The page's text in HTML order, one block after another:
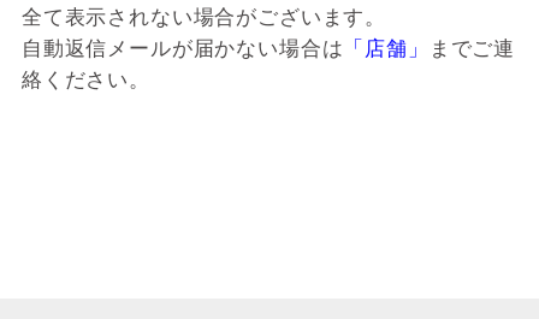
全て表示されない場合がございます。
自動返信メールが届かない場合は 「店舗」
までご連
絡ください。